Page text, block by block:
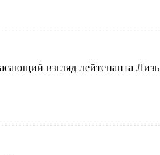
взгляд лейтенанта